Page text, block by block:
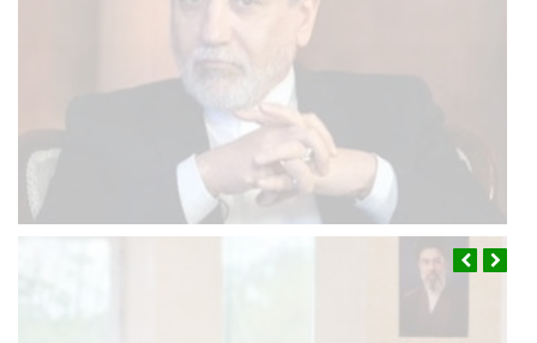
فوری/ اکبر عبدی درگذشت